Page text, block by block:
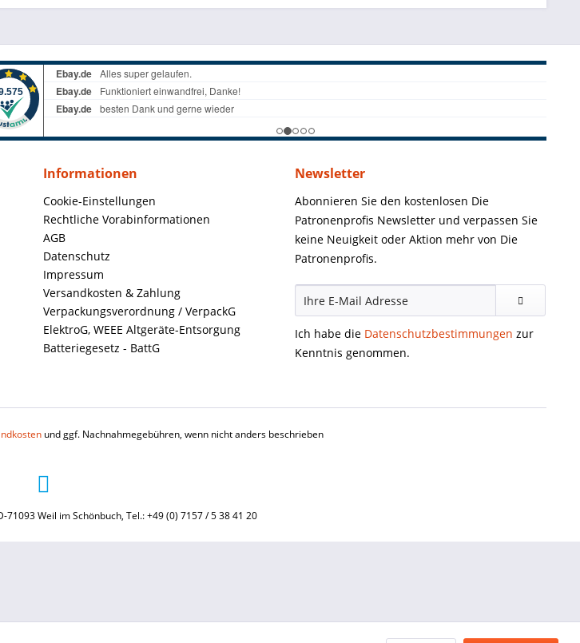
Informationen
Cookie-Einstellungen
Rechtliche Vorabinformationen
AGB
Datenschutz
Impressum
Versandkosten & Zahlung
Verpackungsverordnung / VerpackG
ElektroG, WEEE Altgeräte-Entsorgung
Batteriegesetz - BattG
Newsletter
Abonnieren Sie den kostenlosen Die
Patronenprofis Newsletter und verpassen Sie
keine Neuigkeit oder Aktion mehr von Die
Patronenprofis.
Ich habe die Datenschutzbestimmungen zur
Kenntnis genommen.
und ggf. Nachnahmegebühren, wenn nicht anders beschrieben
Weil im Schönbuch, Tel.: +49 (0) 7157 / 5 38 41 20